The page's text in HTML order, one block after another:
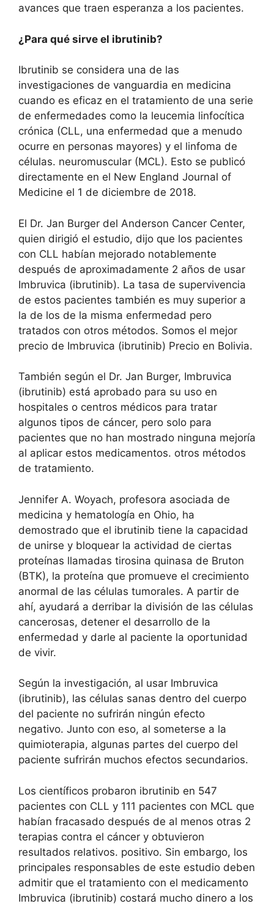
avances que traen esperanza a los pacientes.
¿Para qué sirve el ibrutinib?
Ibrutinib se considera una de las
investigaciones de vanguardia en medicina
cuando es eficaz en el tratamiento de una serie
de enfermedades como la leucemia linfocítica
crónica (CLL, una enfermedad que a menudo
ocurre en personas mayores) y el linfoma de
células. neuromuscular (MCL). Esto se publicó
directamente en el New England Journal of
Medicine el 1 de diciembre de 2018.
El Dr. Jan Burger del Anderson Cancer Center,
quien dirigió el estudio, dijo que los pacientes
con CLL habían mejorado notablemente
después de aproximadamente 2 años de usar
Imbruvica (ibrutinib). La tasa de supervivencia
de estos pacientes también es muy superior a
la de los de la misma enfermedad pero
tratados con otros métodos. Somos el mejor
precio de Imbruvica (ibrutinib) Precio en Bolivia.
También según el Dr. Jan Burger, Imbruvica
(ibrutinib) está aprobado para su uso en
hospitales o centros médicos para tratar
algunos tipos de cáncer, pero solo para
pacientes que no han mostrado ninguna mejoría
al aplicar estos medicamentos. otros métodos
de tratamiento.
Jennifer A. Woyach, profesora asociada de
medicina y hematología en Ohio, ha
demostrado que el ibrutinib tiene la capacidad
de unirse y bloquear la actividad de ciertas
proteínas llamadas tirosina quinasa de Bruton
(BTK), la proteína que promueve el crecimiento
anormal de las células tumorales. A partir de
ahí, ayudará a derribar la división de las células
cancerosas, detener el desarrollo de la
enfermedad y darle al paciente la oportunidad
de vivir.
Según la investigación, al usar Imbruvica
(ibrutinib), las células sanas dentro del cuerpo
del paciente no sufrirán ningún efecto
negativo. Junto con eso, al someterse a la
quimioterapia, algunas partes del cuerpo del
paciente sufrirán muchos efectos secundarios.
Los científicos probaron ibrutinib en 547
pacientes con CLL y 111 pacientes con MCL que
habían fracasado después de al menos otras 2
terapias contra el cáncer y obtuvieron
resultados relativos. positivo. Sin embargo, los
principales responsables de este estudio deben
admitir que el tratamiento con el medicamento
Imbruvica (ibrutinib) costará mucho dinero a los